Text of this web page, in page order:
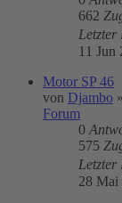
662
Letzter
11 Jun
Motor SP 46
von Djambo »
Forum
0
575
Letzter
28 Mai